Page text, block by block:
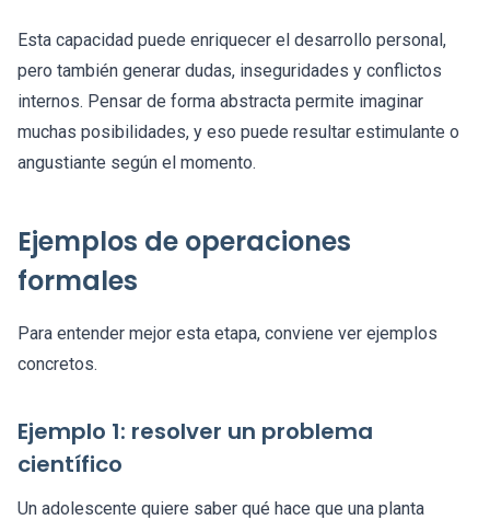
Esta capacidad puede enriquecer el desarrollo personal,
pero también generar dudas, inseguridades y conflictos
internos. Pensar de forma abstracta permite imaginar
muchas posibilidades, y eso puede resultar estimulante o
angustiante según el momento.
Ejemplos de operaciones
formales
Para entender mejor esta etapa, conviene ver ejemplos
concretos.
Ejemplo 1: resolver un problema
científico
Un adolescente quiere saber qué hace que una planta